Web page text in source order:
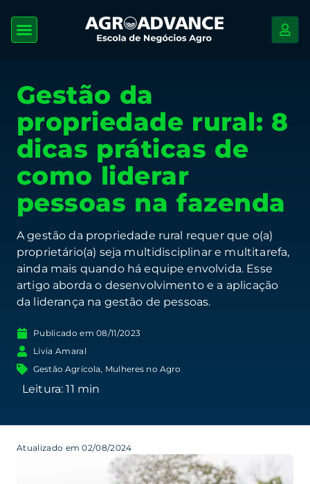
Gestão da
propriedade rural: 8
dicas práticas de
como liderar
pessoas na fazenda
A gestão da propriedade rural requer que o(a)
proprietário(a) seja multidisciplinar e multitarefa,
ainda mais quando há equipe envolvida. Esse
artigo aborda o desenvolvimento e a aplicação
da liderança na gestão de pessoas.
Publicado em 08/11/2023
Livia Amaral
Gestão Agrícola, Mulheres no Agro
Atualizado em 02/08/2024